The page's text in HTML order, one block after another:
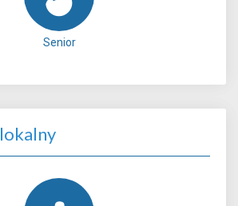
Senior
lokalny